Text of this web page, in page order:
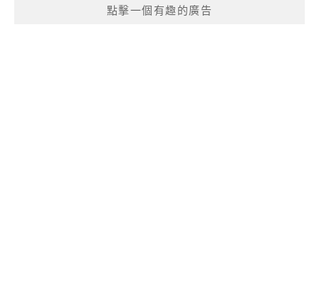
點擊一個有趣的廣告